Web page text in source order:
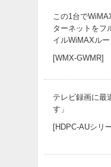
この1台で
ターネットをフ
イルWiMAXルー
[WMX-GWMR]
テレビ録画に最
す」
[HDPC-AUシリ